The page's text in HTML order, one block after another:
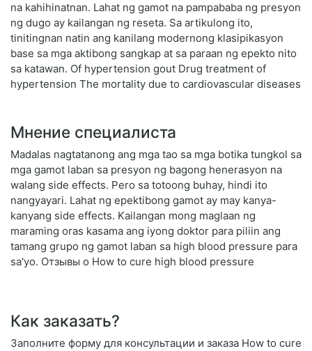
na kahihinatnan. Lahat ng gamot na pampababa ng presyon
ng dugo ay kailangan ng reseta. Sa artikulong ito,
tinitingnan natin ang kanilang modernong klasipikasyon
base sa mga aktibong sangkap at sa paraan ng epekto nito
sa katawan. Of hypertension gout Drug treatment of
hypertension The mortality due to cardiovascular diseases
Мнение специалиста
Madalas nagtatanong ang mga tao sa mga botika tungkol sa
mga gamot laban sa presyon ng bagong henerasyon na
walang side effects. Pero sa totoong buhay, hindi ito
nangyayari. Lahat ng epektibong gamot ay may kanya-
kanyang side effects. Kailangan mong maglaan ng
maraming oras kasama ang iyong doktor para piliin ang
tamang grupo ng gamot laban sa high blood pressure para
sa'yo. Отзывы о How to cure high blood pressure
Как заказать?
Заполните форму для консультации и заказа How to cure